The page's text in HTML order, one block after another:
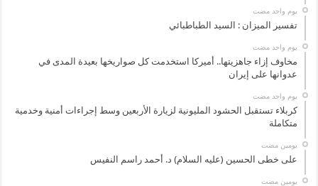
‏يوم واحد مضت
تفسير الميزان : السيد الطباطبائي
‏يوم واحد مضت
مخاوف إزاء جاهزيتها.. أميركا استخدمت كل صواريخها بعيدة المدى في
عدوانها على إيران
‏يوم واحد مضت
كربلاء تستقبل الحشود المليونية لزيارة الأربعين وسط إجراءات أمنية وخدمية
متكاملة
‏يومين مضت
على خطى الحسين (عليه السلام) د. أحمد راسم النفيس
‏يومين مضت